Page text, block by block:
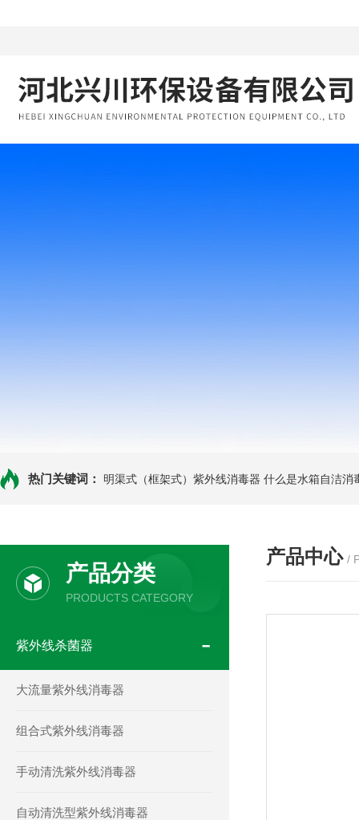
热门关键词： 明渠式（框架式）紫外线消毒器 什么是水箱自洁消
产品分类
PRODUCTS CATEGORY
紫外线杀菌器
大流量紫外线消毒器
组合式紫外线消毒器
手动清洗紫外线消毒器
自动清洗型紫外线消毒器
产品中心 /